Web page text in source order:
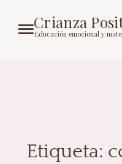
Crianza
Educación emocional y
Etiqueta: